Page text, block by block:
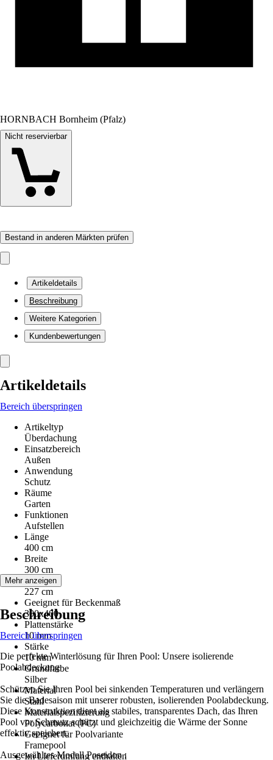
HORNBACH Bornheim (Pfalz)
Nicht reservierbar
Bestand in anderen Märkten prüfen
Artikeldetails
Beschreibung
Weitere Kategorien
Kundenbewertungen
Artikeldetails
Bereich überspringen
Artikeltyp
Überdachung
Einsatzbereich
Außen
Anwendung
Schutz
Räume
Garten
Funktionen
Aufstellen
Länge
400 cm
Breite
300 cm
Höhe
227 cm
Geeignet für Beckenmaß
300x400
Plattenstärke
10 mm
Stärke
10 mm
Grundfarbe
Silber
Material
Stahl
Materialspezifizierung
Polycarbonat (PC)
Geeignet für Poolvariante
Framepool
Im Lieferumfang enthalten
Mehr anzeigen
Beschreibung
Bereich überspringen
Die perfekte Winterlösung für Ihren Pool: Unsere isolierende
Poolabdeckung
Schützen Sie Ihren Pool bei sinkenden Temperaturen und verlängern
Sie die Badesaison mit unserer robusten, isolierenden Poolabdeckung.
Diese Konstruktion dient als stabiles, transparentes Dach, das Ihren
Pool vor Schmutz schützt und gleichzeitig die Wärme der Sonne
effektiv speichert.
Ausgewähltes Modell Poseidon :